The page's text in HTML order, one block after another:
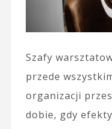
Szafy
przede
organizacji
dobie, gdy